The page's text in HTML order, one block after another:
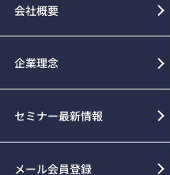
会社概要
企業理念
セミナー最新情報
メール会員登録